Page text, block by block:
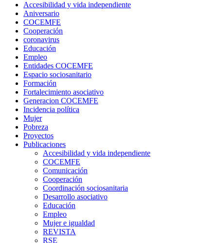
Accesibilidad y vida independiente
Aniversario
COCEMFE
Cooperación
coronavirus
Educación
Empleo
Entidades COCEMFE
Espacio sociosanitario
Formación
Fortalecimiento asociativo
Generacion COCEMFE
Incidencia política
Mujer
Pobreza
Proyectos
Publicaciones
Accesibilidad y vida independiente
COCEMFE
Comunicación
Cooperación
Coordinación sociosanitaria
Desarrollo asociativo
Educación
Empleo
Mujer e igualdad
REVISTA
RSE